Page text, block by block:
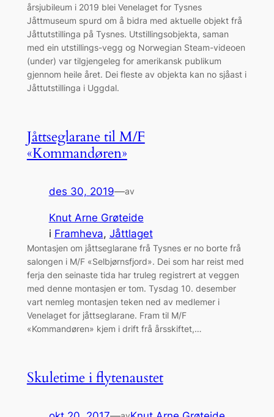
årsjubileum i 2019 blei Venelaget for Tysnes
Jåttmuseum spurd om å bidra med aktuelle objekt frå
Jåttutstillinga på Tysnes. Utstillingsobjekta, saman
med ein utstillings-vegg og Norwegian Steam-videoen
(under) var tilgjengeleg for amerikansk publikum
gjennom heile året. Dei fleste av objekta kan no sjåast i
Jåttutstillinga i Uggdal.
Jåttseglarane til M/F
«Kommandøren»
des 30, 2019—av
Knut Arne Grøteide
i Framheva, Jåttlaget
Montasjen om jåttseglarane frå Tysnes er no borte frå
salongen i M/F «Selbjørnsfjord». Dei som har reist med
ferja den seinaste tida har truleg registrert at veggen
med denne montasjen er tom. Tysdag 10. desember
vart nemleg montasjen teken ned av medlemer i
Venelaget for jåttseglarane. Fram til M/F
«Kommandøren» kjem i drift frå årsskiftet,…
Skuletime i flytenaustet